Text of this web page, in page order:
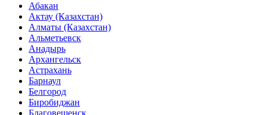
Абакан
Актау (Казахстан)
Алматы (Казахстан)
Альметьевск
Анадырь
Архангельск
Астрахань
Барнаул
Белгород
Биробиджан